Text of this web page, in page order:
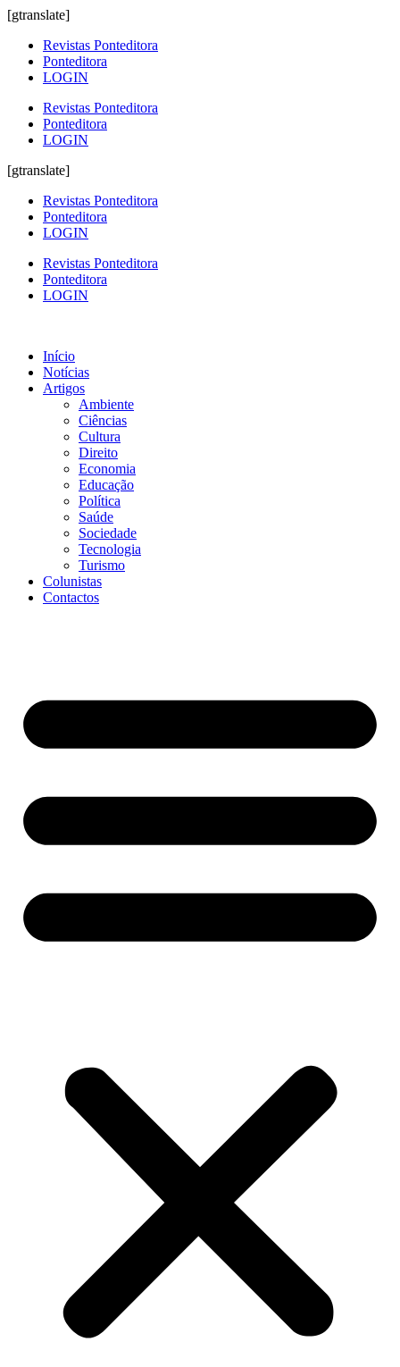
[gtranslate]
Revistas Ponteditora
Ponteditora
LOGIN
Revistas Ponteditora
Ponteditora
LOGIN
[gtranslate]
Revistas Ponteditora
Ponteditora
LOGIN
Revistas Ponteditora
Ponteditora
LOGIN
Início
Notícias
Artigos
Ambiente
Ciências
Cultura
Direito
Economia
Educação
Política
Saúde
Sociedade
Tecnologia
Turismo
Colunistas
Contactos